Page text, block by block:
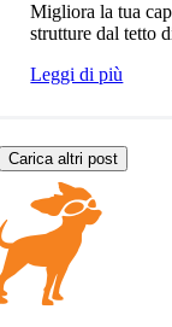
Migliora la tua
strutture dal tetto
Leggi di più
Carica altri post